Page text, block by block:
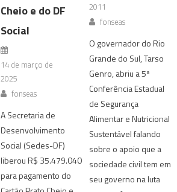
Cheio e do DF
Social
14 de março de
2025
fonseas
A Secretaria de
Desenvolvimento
Social (Sedes-DF)
liberou R$ 35.479.040
para pagamento do
2011
fonseas
O governador do Rio
Grande do Sul, Tarso
Genro, abriu a 5ª
Conferência Estadual
de Segurança
Alimentar e Nutricional
Sustentável falando
sobre o apoio que a
sociedade civil tem em
seu governo na luta